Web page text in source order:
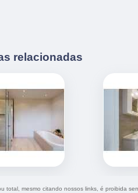
relacionadas
total, mesmo citando nossos links, é proibida